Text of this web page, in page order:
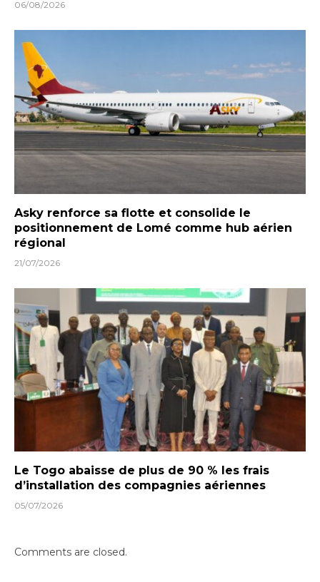
06/08/2026
Asky renforce sa flotte et consolide le
positionnement de Lomé comme hub aérien
régional
21/07/2026
Le Togo abaisse de plus de 90 % les frais
d’installation des compagnies aériennes
05/07/2026
Comments are closed.